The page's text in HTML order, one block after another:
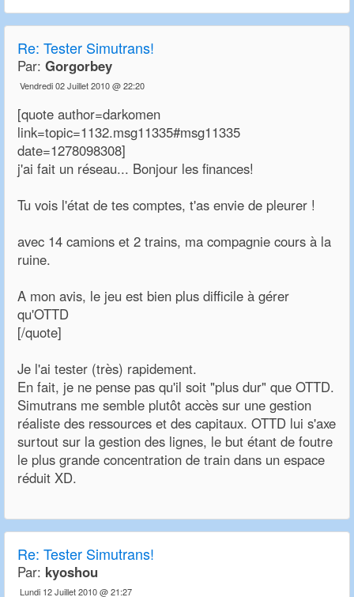
Re: Tester Simutrans!
Par: Gorgorbey
Vendredi 02 Juillet 2010 @ 22:20
[quote author=darkomen
link=topic=1132.msg11335#msg11335
date=1278098308]
j'ai fait un réseau... Bonjour les finances!
Tu vois l'état de tes comptes, t'as envie de pleurer !
avec 14 camions et 2 trains, ma compagnie cours à la
ruine.
A mon avis, le jeu est bien plus difficile à gérer
qu'OTTD
[/quote]
Je l'ai tester (très) rapidement.
En fait, je ne pense pas qu'il soit "plus dur" que OTTD.
Simutrans me semble plutôt accès sur une gestion
réaliste des ressources et des capitaux. OTTD lui s'axe
surtout sur la gestion des lignes, le but étant de foutre
le plus grande concentration de train dans un espace
réduit XD.
Re: Tester Simutrans!
Par: kyoshou
Lundi 12 Juillet 2010 @ 21:27